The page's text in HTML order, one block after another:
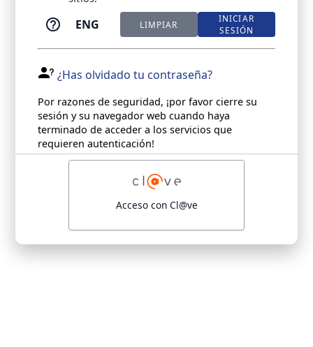
ENG LIMPIAR
INICIAR
SESIÓN
¿Has olvidado tu contraseña?
Por razones de seguridad, ¡por favor cierre su
sesión y su navegador web cuando haya
terminado de acceder a los servicios que
requieren autenticación!